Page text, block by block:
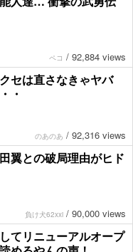
ペコ / 92,884 views
セは直さなきゃヤバ
・
のあのあ / 92,316 views
翼との破局理由がヒド
負け犬62xxi / 90,000 views
てリニューアルオープ